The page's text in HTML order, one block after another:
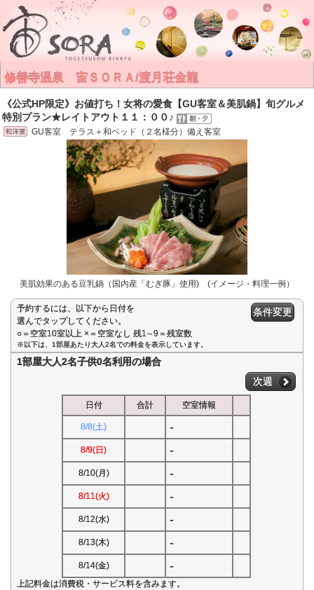
修善寺温泉 宙ＳＯＲＡ/渡月荘金龍
《公式HP限定》お値打ち！女将の愛食【GU客室＆美肌鍋】旬グルメ
特別プラン★レイトアウト１１：００♪
GU客室 テラス＋和ベッド（２名様分）備え客室
美肌効果のある豆乳鍋（国内産「むぎ豚」使用) (イメージ・料理一例）
予約するには、以下から日付を
選んでタップしてください。
○＝空室10室以上 ×＝空室なし 残1∼9＝残室数
条件変更
※以下は、1部屋あたり大人2名での料金を表示しています。
1部屋大人2名子供0名利用の場合
次週
日付 合計 空室情報
8/8(土) -
8/9(日) -
8/10(月) -
8/11(火) -
8/12(水) -
8/13(木) -
8/14(金) -
上記料金は消費税・サービス料を含みます。